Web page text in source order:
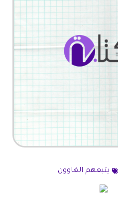
يتبعهم الغاوون